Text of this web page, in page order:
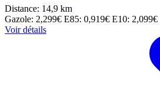
Distance: 14,9 km
Gazole: 2,299€ E85: 0,919€ E10: 2,099€
Voir détails